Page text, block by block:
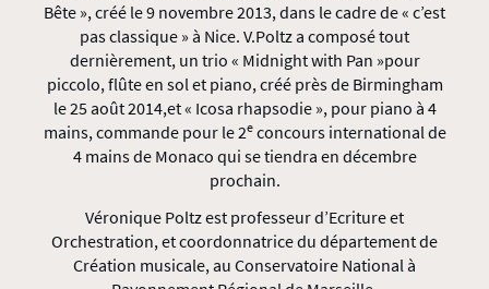
Bête », créé le 9 novembre 2013, dans le cadre de « c’est
pas classique » à Nice. V.Poltz a composé tout
dernièrement, un trio « Midnight with Pan »pour
piccolo, flûte en sol et piano, créé près de Birmingham
le 25 août 2014,et « Icosa rhapsodie », pour piano à 4
mains, commande pour le 2econcours international de
4 mains de Monaco qui se tiendra en décembre
prochain.
Véronique Poltz est professeur d’Ecriture et
Orchestration, et coordonnatrice du département de
Création musicale, au Conservatoire National à